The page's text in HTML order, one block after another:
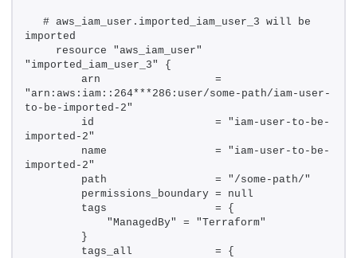
  # aws_iam_user.imported_iam_user_3 will be
imported
    resource "aws_iam_user"
"imported_iam_user_3" {
        arn                  =
"arn:aws:iam::264***286:user/some-path/iam-user-
to-be-imported-2"
        id                   = "iam-user-to-be-
imported-2"
        name                 = "iam-user-to-be-
imported-2"
        path                 = "/some-path/"
        permissions_boundary = null
        tags                 = {
            "ManagedBy" = "Terraform"
        }
        tags_all             = {